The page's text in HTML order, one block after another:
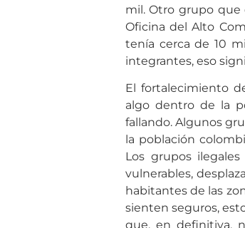
mil. Otro grupo que
Oficina del Alto
tenía cerca de 10
integrantes, eso
El fortalecimiento
algo dentro de la
fallando. Algunos
la población
Los grupos
vulnerables,
habitantes de las
sienten seguros,
que, en definitiva,